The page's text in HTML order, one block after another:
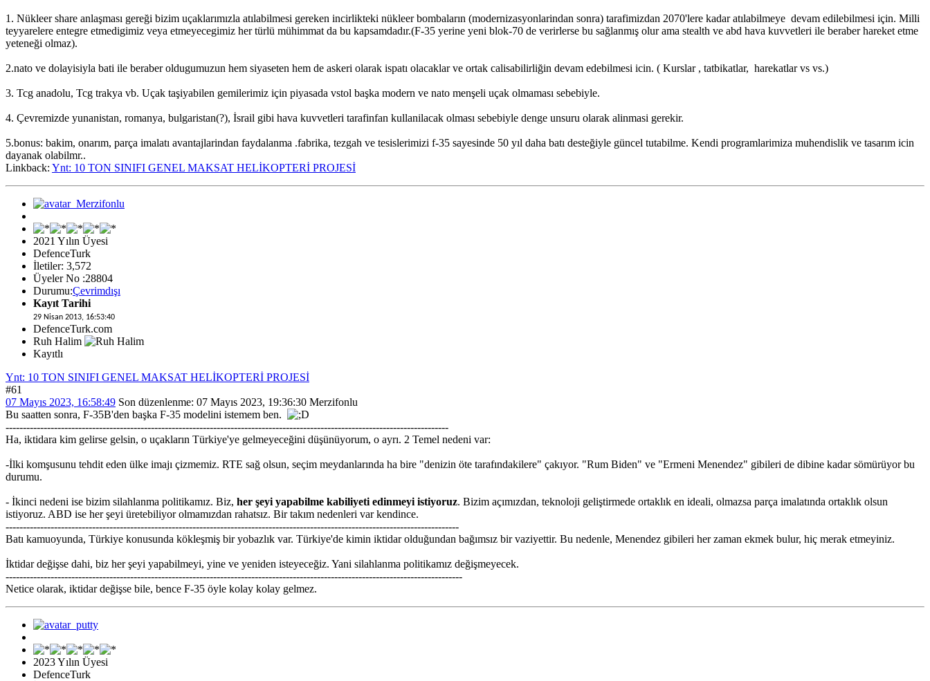
1. Nükleer share anlaşması gereği bizim uçaklarımızla atılabilmesi gereken incirlikteki nükleer bombaların (modernizasyonlarindan sonra) tarafimizdan 2070'lere kadar atılabilmeye devam edilebilmesi için. Milli
teyyarelere entegre etmedigimiz veya etmeyecegimiz her türlü mühimmat da bu kapsamdadır.(F-35 yerine yeni blok-70 de verirlerse bu sağlanmış olur ama stealth ve abd hava kuvvetleri ile beraber hareket etme
yeteneği olmaz).
2.nato ve dolayisiyla bati ile beraber oldugumuzun hem siyaseten hem de askeri olarak ispatı olacaklar ve ortak calisabilirliğin devam edebilmesi icin. ( Kurslar , tatbikatlar, harekatlar vs vs.)
3. Tcg anadolu, Tcg trakya vb. Uçak taşiyabilen gemilerimiz için piyasada vstol başka modern ve nato menşeli uçak olmaması sebebiyle.
4. Çevremizde yunanistan, romanya, bulgaristan(?), İsrail gibi hava kuvvetleri tarafinfan kullanilacak olması sebebiyle denge unsuru olarak alinmasi gerekir.
5.bonus: bakim, onarım, parça imalatı avantajlarindan faydalanma .fabrika, tezgah ve tesislerimizi f-35 sayesinde 50 yıl daha batı desteğiyle güncel tutabilme. Kendi programlarimiza muhendislik ve tasarım icin
dayanak olabilmr..
Linkback: Ynt: 10 TON SINIFI GENEL MAKSAT HELİKOPTERİ PROJESİ
2021 Yılın Üyesi
DefenceTurk
İletiler: 3,572
Üyeler No :28804
Durumu:Çevrimdışı
Kayıt Tarihi
29 Nisan 2013, 16:53:40
DefenceTurk.com
Ruh Halim
Kayıtlı
Ynt: 10 TON SINIFI GENEL MAKSAT HELİKOPTERİ PROJESİ
#61
07 Mayıs 2023, 16:58:49 Son düzenlenme: 07 Mayıs 2023, 19:36:30 Merzifonlu
Bu saatten sonra, F-35B'den başka F-35 modelini istemem ben.
--------------------------------------------------------------------------------------------------------------------------------
Ha, iktidara kim gelirse gelsin, o uçakların Türkiye'ye gelmeyeceğini düşünüyorum, o ayrı. 2 Temel nedeni var:
-İlki komşusunu tehdit eden ülke imajı çizmemiz. RTE sağ olsun, seçim meydanlarında ha bire "denizin öte tarafındakilere" çakıyor. "Rum Biden" ve "Ermeni Menendez" gibileri de dibine kadar sömürüyor bu
durumu.
- İkinci nedeni ise bizim silahlanma politikamız. Biz, her şeyi yapabilme kabiliyeti edinmeyi istiyoruz. Bizim açımızdan, teknoloji geliştirmede ortaklık en ideali, olmazsa parça imalatında ortaklık olsun
istiyoruz. ABD ise her şeyi üretebiliyor olmamızdan rahatsız. Bir takım nedenleri var kendince.
-----------------------------------------------------------------------------------------------------------------------------------
Batı kamuoyunda, Türkiye konusunda kökleşmiş bir yobazlık var. Türkiye'de kimin iktidar olduğundan bağımsız bir vaziyettir. Bu nedenle, Menendez gibileri her zaman ekmek bulur, hiç merak etmeyiniz.
İktidar değişse dahi, biz her şeyi yapabilmeyi, yine ve yeniden isteyeceğiz. Yani silahlanma politikamız değişmeyecek.
------------------------------------------------------------------------------------------------------------------------------------
Netice olarak, iktidar değişse bile, bence F-35 öyle kolay kolay gelmez.
2023 Yılın Üyesi
DefenceTurk